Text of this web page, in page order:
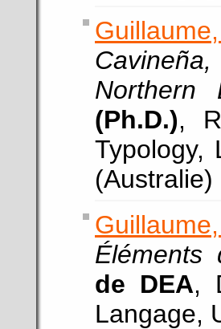
Northern
(Ph.D.),
Typology,
(Australie)
Éléments
de DEA,
Langage,